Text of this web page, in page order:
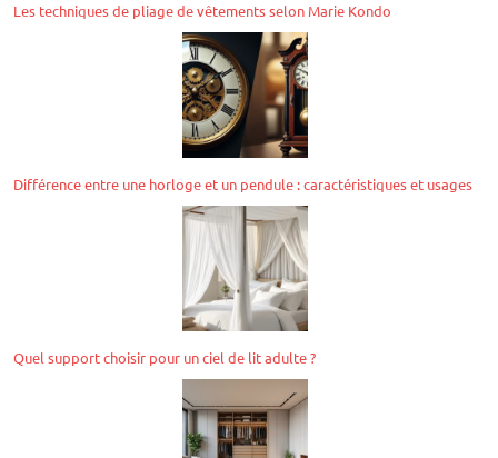
Les techniques de pliage de vêtements selon Marie Kondo
Différence entre une horloge et un pendule : caractéristiques et usages
Quel support choisir pour un ciel de lit adulte ?